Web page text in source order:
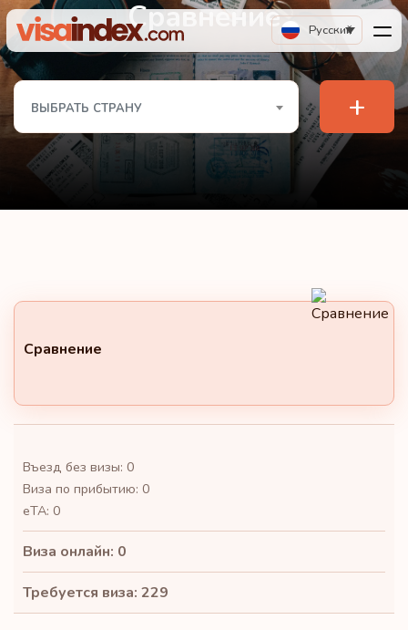
Русский
Сравнение
ВЫБРАТЬ СТРАНУ +
Сравнение
Въезд без визы: 0
Виза по прибытию: 0
eTA: 0
Виза онлайн: 0
Требуется виза: 229